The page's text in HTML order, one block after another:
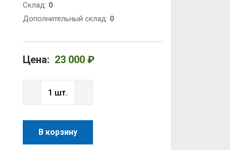
Cклад: 0
Дополнительный склад: 0
Цена: 23 000 ₽
В корзину